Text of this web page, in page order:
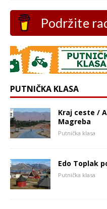
Podržite
PUTNIČKA KLASA
Kraj ceste /
Magreba
Putnička klasa
Edo Toplak
Putnička klasa